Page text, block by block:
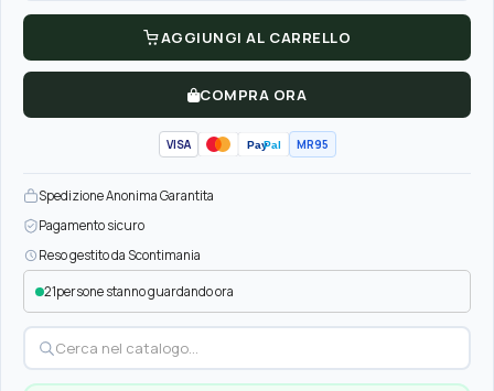
AGGIUNGI AL CARRELLO
COMPRA ORA
VISA PayPal MR95
Spedizione Anonima Garantita
Pagamento sicuro
Reso gestito da Scontimania
21persone stanno guardando ora